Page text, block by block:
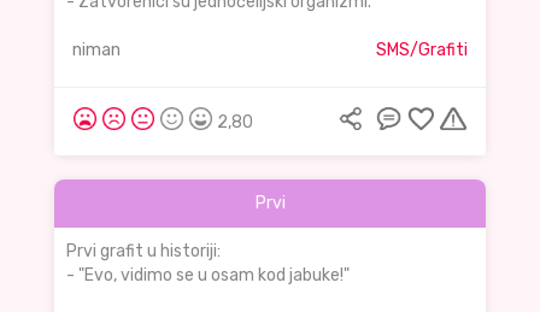
niman SMS/Grafiti
2,80
Prvi
Prvi grafit u historiji:
- "Evo, vidimo se u osam kod jabuke!"